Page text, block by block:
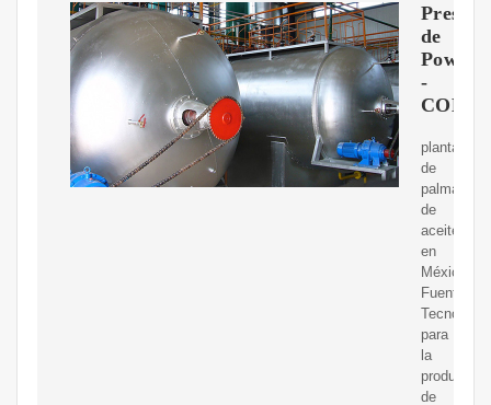
de
-
de
palma
de
aceite
en
México
Fuente:
Tecnología
para
la
producción
de